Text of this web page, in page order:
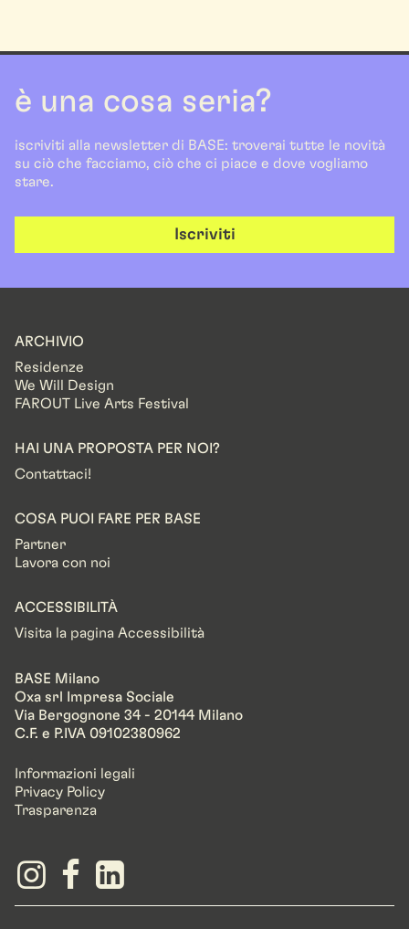
è una cosa seria?
iscriviti alla newsletter di BASE: troverai tutte le novità
su ciò che facciamo, ciò che ci piace e dove vogliamo
stare.
Iscriviti
ARCHIVIO
Residenze
We Will Design
FAROUT Live Arts Festival
HAI UNA PROPOSTA PER NOI?
Contattaci!
COSA PUOI FARE PER BASE
Partner
Lavora con noi
ACCESSIBILITÀ
Visita la pagina Accessibilità
BASE Milano
Oxa srl Impresa Sociale
Via Bergognone 34 - 20144 Milano
C.F. e P.IVA 09102380962
Informazioni legali
Privacy Policy
Trasparenza